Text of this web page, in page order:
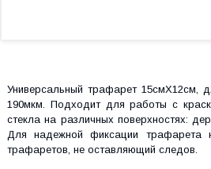
Универсальный трафарет 15смХ12см,
190мкм. Подходит для работы с
стекла на различных поверхностях:
Для надежной фиксации трафарета
трафаретов, не оставляющий следов.